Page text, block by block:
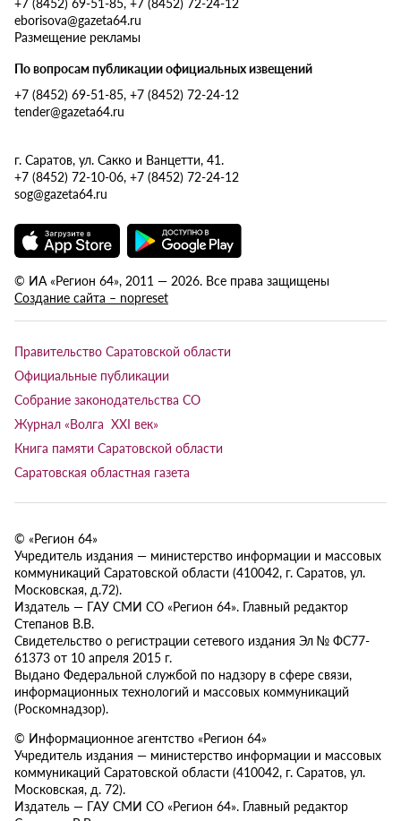
eborisova@gazeta64.ru
Размещение рекламы
По вопросам публикации официальных извещений
+7 (8452) 69-51-85, +7 (8452) 72-24-12
tender@gazeta64.ru
г. Саратов, ул. Сакко и Ванцетти, 41.
+7 (8452) 72-10-06, +7 (8452) 72-24-12
sog@gazeta64.ru
© ИА «Регион 64», 2011 — 2026. Все права защищены
Создание сайта – nopreset
Правительство Саратовской области
Официальные публикации
Собрание законодательства СО
Журнал «Волга XXI век»
Книга памяти Саратовской области
Саратовская областная газета
© «Регион 64»
Учредитель издания — министерство информации и массовых
коммуникаций Саратовской области (410042, г. Саратов, ул.
Московская, д.72).
Издатель — ГАУ СМИ СО «Регион 64». Главный редактор
Степанов В.В.
Свидетельство о регистрации сетевого издания Эл № ФС77-
61373 от 10 апреля 2015 г.
Выдано Федеральной службой по надзору в сфере связи,
информационных технологий и массовых коммуникаций
(Роскомнадзор).
© Информационное агентство «Регион 64»
Учредитель издания — министерство информации и массовых
коммуникаций Саратовской области (410042, г. Саратов, ул.
Московская, д. 72).
Издатель — ГАУ СМИ СО «Регион 64». Главный редактор